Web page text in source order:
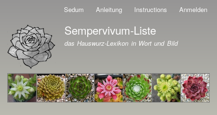
Direkt
zum
Inhalt
Sedum Anleitung Instructions Anmelden
Branding der Website
Sempervivum-Liste
das Hauswurz-Lexikon in Wort und Bild